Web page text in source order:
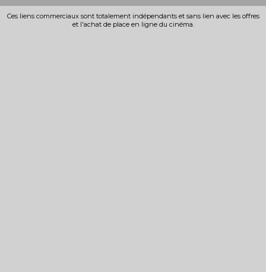
Ces liens commerciaux sont totalement indépendants et sans lien avec les offres
et l'achat de place en ligne du cinéma.